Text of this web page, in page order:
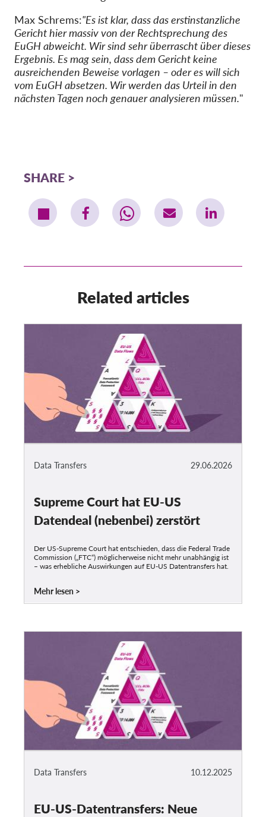
Max Schrems:"Es ist klar, dass das erstinstanzliche
Gericht hier massiv von der Rechtsprechung des
EuGH abweicht. Wir sind sehr überrascht über dieses
Ergebnis. Es mag sein, dass dem Gericht keine
ausreichenden Beweise vorlagen – oder es will sich
vom EuGH absetzen. Wir werden das Urteil in den
nächsten Tagen noch genauer analysieren müssen."
SHARE
Related articles
29.06.2026
Data Transfers
Supreme Court hat EU-US
Datendeal (nebenbei) zerstört
Der US-Supreme Court hat entschieden, dass die Federal Trade
Commission („FTC“) möglicherweise nicht mehr unabhängig ist
– was erhebliche Auswirkungen auf EU-US Datentransfers hat.
Mehr lesen
10.12.2025
Data Transfers
EU-US-Datentransfers: Neue